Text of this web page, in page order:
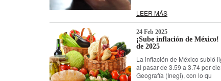
LEER MÁS
24 Feb 2025
¡Sube inflación de
de 2025
La inflación de México subió
al pasar de 3.59 a 3.74 por
Geografía (Inegi), con lo qu